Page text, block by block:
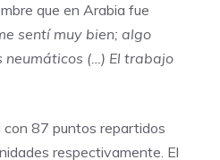
que en Arabia fue
sentí muy bien; algo
neumáticos (…) El trabajo
con 87 puntos repartidos
respectivamente. El